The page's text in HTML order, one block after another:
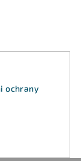
ochrany